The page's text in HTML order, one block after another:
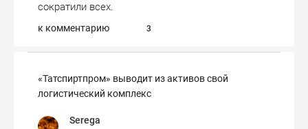
сократили всех.
к комментарию 3
«Татспиртпром» выводит из активов свой
логистический комплекс
Serega